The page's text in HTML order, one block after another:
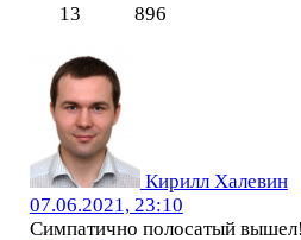
13
896
Кирилл Халевин
07.06.2021, 23:10
Симпатично полосатый вышел!